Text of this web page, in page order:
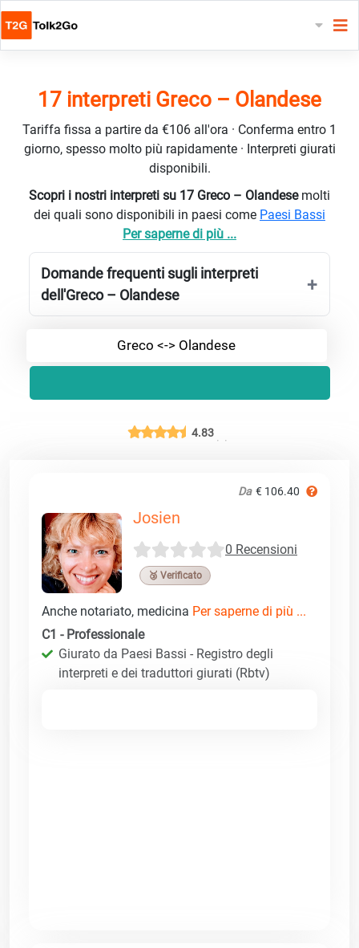
17 interpreti Greco – Olandese
Tariffa fissa a partire da €106 all'ora · Conferma entro 1
giorno, spesso molto più rapidamente · Interpreti giurati
disponibili.
Scopri i nostri interpreti su 17 Greco – Olandese molti
dei quali sono disponibili in paesi come Paesi Bassi
Per saperne di più ...
Domande frequenti sugli interpreti
dell'Greco – Olandese
Greco <-> Olandese
4.83
Da € 106.40
Josien
0 Recensioni
🥉 Verificato
Anche notariato, medicina Per saperne di più ...
C1 - Professionale
Giurato da Paesi Bassi - Registro degli
interpreti e dei traduttori giurati (Rbtv)